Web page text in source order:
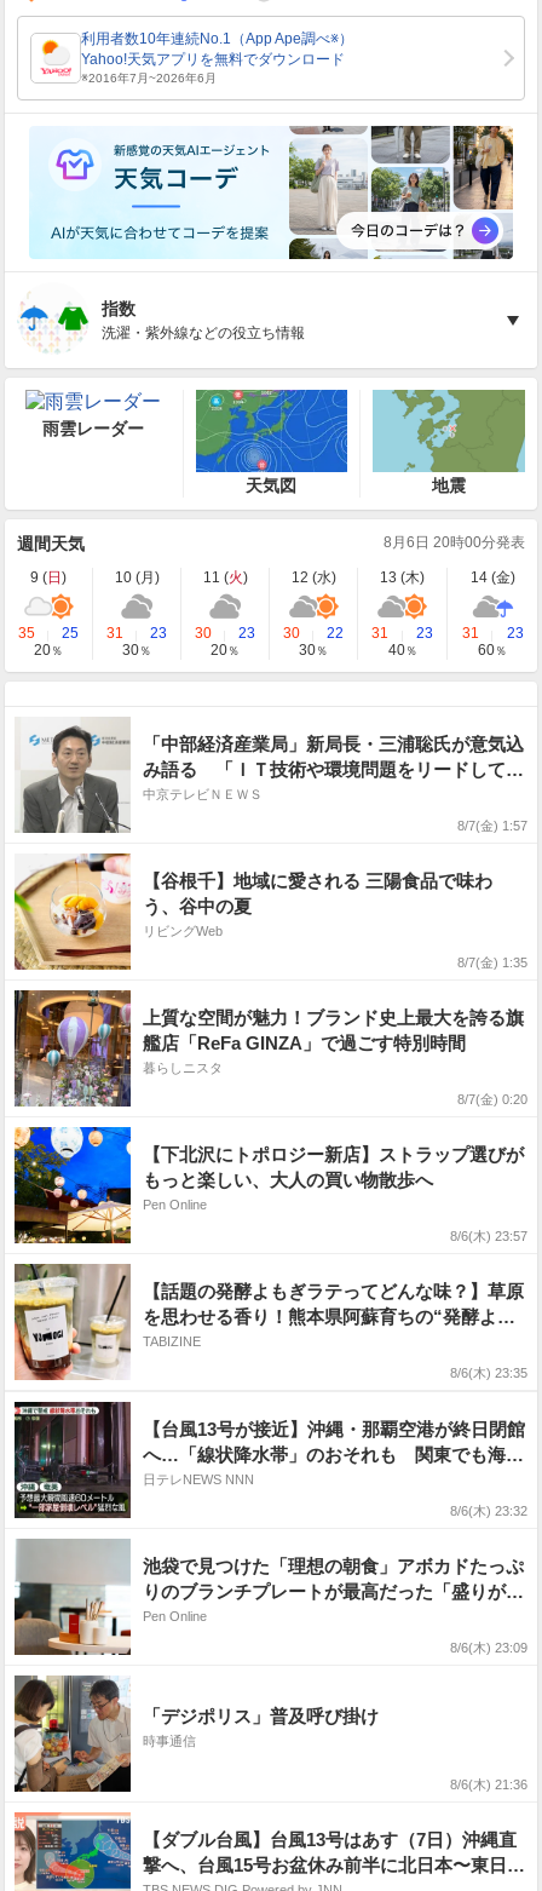
指数
洗濯・紫外線などの役立ち情報
雨雲レーダー
天気図 地震
週間天気 8月6日 20時00分発表
9 (日 ) 10 (月 ) 11 (火) 12 (水) 13 (木) 14 (金)
35
25
20％
31
23
30％
30
23
20％
30
22
30％
31
23
40％
31
23
60％
「中部経済産業局」新局長・三浦聡氏が意気込
み語る 「ＩＴ技術や環境問題をリードして取
り組む」
中京テレビＮＥＷＳ
8/7(金) 1:57
【谷根千】地域に愛される 三陽食品で味わ
う、谷中の夏
リビングWeb
8/7(金) 1:35
上質な空間が魅力！ブランド史上最大を誇る旗
艦店「ReFa GINZA」で過ごす特別時間
暮らしニスタ
8/7(金) 0:20
【下北沢にトポロジー新店】ストラップ選びが
もっと楽しい、大人の買い物散歩へ
Pen Online
8/6(木) 23:57
【話題の発酵よもぎラテってどんな味？】草原
を思わせる香り！熊本県阿蘇育ちの“発酵よも
ぎ”専門店「BETWEEN by THE YOMOGI
TABIZINE
8/6(木) 23:35
【台風13号が接近】沖縄・那覇空港が終日閉館
へ…「線状降水帯」のおそれも 関東でも海
に“異変”影響すでに
日テレNEWS NNN
8/6(木) 23:32
池袋で見つけた「理想の朝食」アボカドたっぷ
りのブランチプレートが最高だった「盛りが美
しい！」
Pen Online
8/6(木) 23:09
「デジポリス」普及呼び掛け
時事通信
8/6(木) 21:36
【ダブル台風】台風13号はあす（7日）沖縄直
撃へ、台風15号お盆休み前半に北日本〜東日本